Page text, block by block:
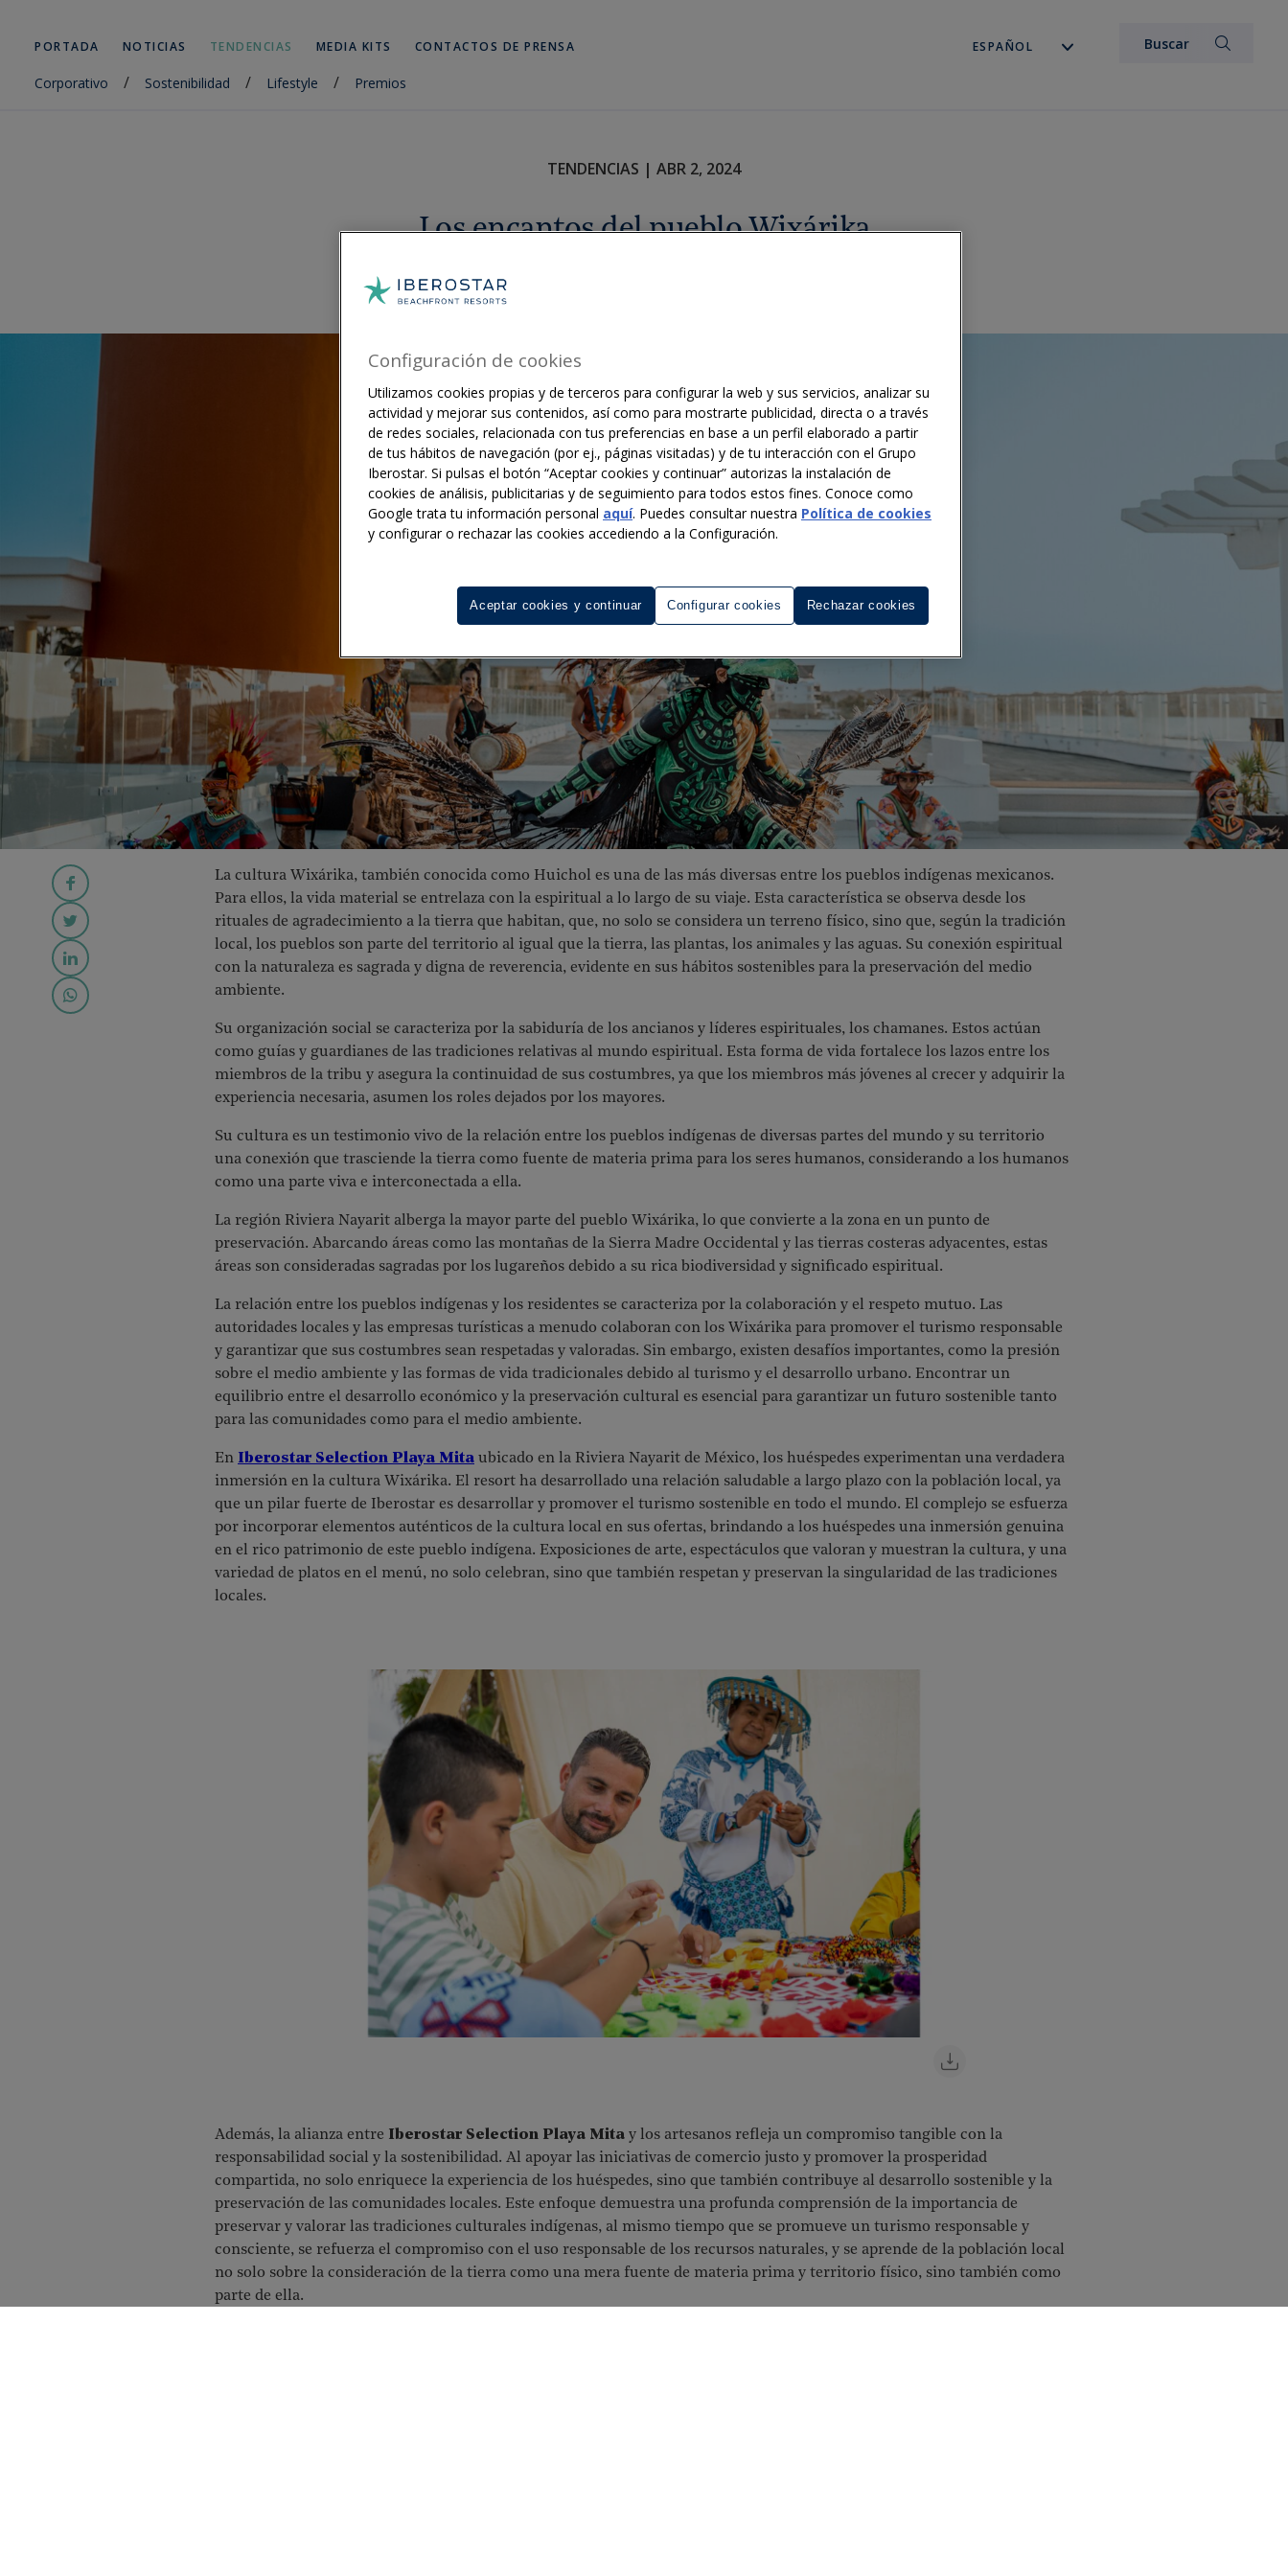
PORTADA NOTICIAS TENDENCIAS MEDIA KITS CONTACTOS DE PRENSA
Corporativo / Sostenibilidad / Lifestyle / Premios
TENDENCIAS | ABR 2, 2024
Los encantos del pueblo Wixárika
Iberostar,
La cultura Wixárika, también conocida como Huichol es una de las más diversas entre los pueblos indígenas mexicanos.
Para ellos, la vida material se entrelaza con la espiritual a lo largo de su viaje. Esta característica se observa desde los
rituales de agradecimiento a la tierra que habitan, que, no solo se considera un terreno físico, sino que, según la tradición
local, los pueblos son parte del territorio al igual que la tierra, las plantas, los animales y las aguas. Su conexión espiritual
con la naturaleza es sagrada y digna de reverencia, evidente en sus hábitos sostenibles para la preservación del medio
ambiente.
Su organización social se caracteriza por la sabiduría de los ancianos y líderes espirituales, los chamanes. Estos actúan
como guías y guardianes de las tradiciones relativas al mundo espiritual. Esta forma de vida fortalece los lazos entre los
miembros de la tribu y asegura la continuidad de sus costumbres, ya que los miembros más jóvenes al crecer y adquirir la
experiencia necesaria, asumen los roles dejados por los mayores.
Su cultura es un testimonio vivo de la relación entre los pueblos indígenas de diversas partes del mundo y su territorio
una conexión que trasciende la tierra como fuente de materia prima para los seres humanos, considerando a los humanos
como una parte viva e interconectada a ella.
La región Riviera Nayarit alberga la mayor parte del pueblo Wixárika, lo que convierte a la zona en un punto de
preservación. Abarcando áreas como las montañas de la Sierra Madre Occidental y las tierras costeras adyacentes, estas
áreas son consideradas sagradas por los lugareños debido a su rica biodiversidad y significado espiritual.
La relación entre los pueblos indígenas y los residentes se caracteriza por la colaboración y el respeto mutuo. Las
autoridades locales y las empresas turísticas a menudo colaboran con los Wixárika para promover el turismo responsable
y garantizar que sus costumbres sean respetadas y valoradas. Sin embargo, existen desafíos importantes, como la presión
sobre el medio ambiente y las formas de vida tradicionales debido al turismo y el desarrollo urbano. Encontrar un
equilibrio entre el desarrollo económico y la preservación cultural es esencial para garantizar un futuro sostenible tanto
para las comunidades como para el medio ambiente.
En Iberostar Selection Playa Mita ubicado en la Riviera Nayarit de México, los huéspedes experimentan una verdadera
inmersión en la cultura Wixárika. El resort ha desarrollado una relación saludable a largo plazo con la población local, ya
que un pilar fuerte de Iberostar es desarrollar y promover el turismo sostenible en todo el mundo. El complejo se esfuerza
por incorporar elementos auténticos de la cultura local en sus ofertas, brindando a los huéspedes una inmersión genuina
en el rico patrimonio de este pueblo indígena. Exposiciones de arte, espectáculos que valoran y muestran la cultura, y una
variedad de platos en el menú, no solo celebran, sino que también respetan y preservan la singularidad de las tradiciones
locales.
Además, la alianza entre Iberostar Selection Playa Mita y los artesanos refleja un compromiso tangible con la
responsabilidad social y la sostenibilidad. Al apoyar las iniciativas de comercio justo y promover la prosperidad
compartida, no solo enriquece la experiencia de los huéspedes, sino que también contribuye al desarrollo sostenible y la
preservación de las comunidades locales. Este enfoque demuestra una profunda comprensión de la importancia de
preservar y valorar las tradiciones culturales indígenas, al mismo tiempo que se promueve un turismo responsable y
consciente, se refuerza el compromiso con el uso responsable de los recursos naturales, y se aprende de la población local
no solo sobre la consideración de la tierra como una mera fuente de materia prima y territorio físico, sino también como
parte de ella.
Configuración de cookies
Utilizamos cookies propias y de terceros para configurar la web y sus servicios, analizar su
actividad y mejorar sus contenidos, así como para mostrarte publicidad, directa o a través
de redes sociales, relacionada con tus preferencias en base a un perfil elaborado a partir
de tus hábitos de navegación (por ej., páginas visitadas) y de tu interacción con el Grupo
Iberostar. Si pulsas el botón “Aceptar cookies y continuar” autorizas la instalación de
cookies de análisis, publicitarias y de seguimiento para todos estos fines. Conoce como
Google trata tu información personal aquí. Puedes consultar nuestra Política de cookies
y configurar o rechazar las cookies accediendo a la Configuración.
Configurar cookies Rechazar cookies
Aceptar cookies y continuar